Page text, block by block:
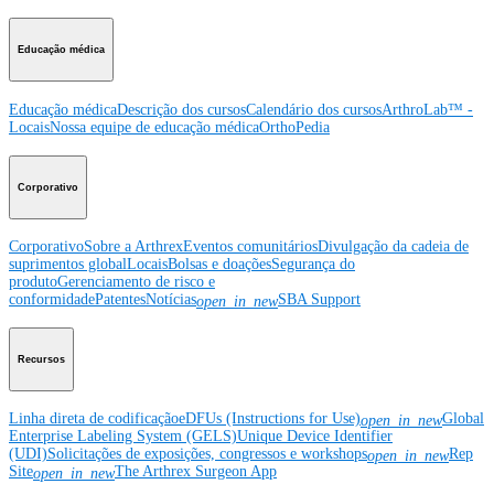
Educação médica
Educação médicaDescrição dos cursosCalendário dos cursosArthroLab™ -
LocaisNossa equipe de educação médicaOrthoPedia
Corporativo
CorporativoSobre a ArthrexEventos comunitáriosDivulgação da cadeia de
suprimentos globalLocaisBolsas e doaçõesSegurança do
produtoGerenciamento de risco e
conformidadePatentesNotíciasopen_in_newSBA Support
Recursos
Linha direta de codificaçãoeDFUs (Instructions for Use)open_in_newGlobal
Enterprise Labeling System (GELS)Unique Device Identifier
(UDI)Solicitações de exposições, congressos e workshopsopen_in_newRep
Siteopen_in_newThe Arthrex Surgeon App